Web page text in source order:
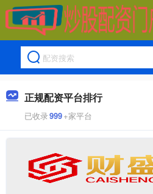
正规配资平台排行
已收录999+家平台